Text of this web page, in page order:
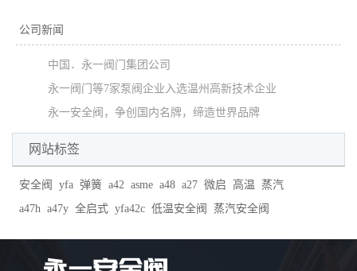
公司新闻
中国．永一阀门集团公司
永一阀门等7家泵阀企业入选温州高新技术企业
永一安全阀，争创国内名牌，缔造世界品牌
网站标签
安全阀 yfa 弹簧 a42 asme a48 a27 微启 高温
蒸汽
a47h a47y 全启式 yfa42c 低温安全阀 蒸汽安全阀